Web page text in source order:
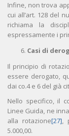
Infine, non trova
cui all’art. 128 del
richiama la
espressamente i
Casi di
Il principio di
essere derogato,
dai co.4 e 6 del già
Nello specifico, il
Linee Guida, ne
alla rotazione[27],
5.000,00.